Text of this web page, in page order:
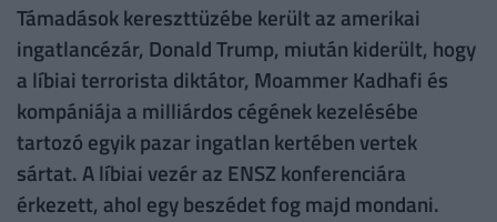
Támadások kereszttüzébe került az amerikai
ingatlancézár, Donald Trump, miután kiderült, hogy
a líbiai terrorista diktátor, Moammer Kadhafi és
kompániája a milliárdos cégének kezelésébe
tartozó egyik pazar ingatlan kertében vertek
sártat. A líbiai vezér az ENSZ konferenciára
érkezett, ahol egy beszédet fog majd mondani.